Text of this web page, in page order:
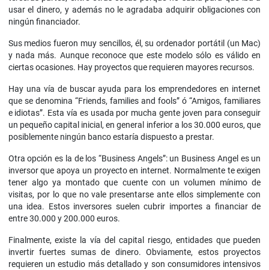
usar el dinero, y además no le agradaba adquirir obligaciones con
ningún financiador.
Sus medios fueron muy sencillos, él, su ordenador portátil (un Mac)
y nada más. Aunque reconoce que este modelo sólo es válido en
ciertas ocasiones. Hay proyectos que requieren mayores recursos.
Hay una vía de buscar ayuda para los emprendedores en internet
que se denomina “Friends, families and fools” ó “Amigos, familiares
e idiotas”. Esta vía es usada por mucha gente joven para conseguir
un pequeño capital inicial, en general inferior a los 30.000 euros, que
posiblemente ningún banco estaría dispuesto a prestar.
Otra opción es la de los “Business Angels”: un Business Angel es un
inversor que apoya un proyecto en internet. Normalmente te exigen
tener algo ya montado que cuente con un volumen mínimo de
visitas, por lo que no vale presentarse ante ellos simplemente con
una idea. Estos inversores suelen cubrir importes a financiar de
entre 30.000 y 200.000 euros.
Finalmente, existe la vía del capital riesgo, entidades que pueden
invertir fuertes sumas de dinero. Obviamente, estos proyectos
requieren un estudio más detallado y son consumidores intensivos